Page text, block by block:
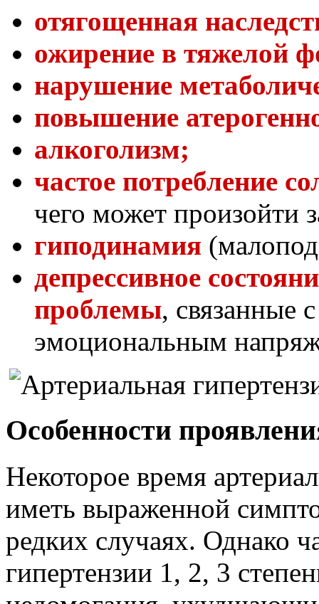
отягощенная
ожирение в тяжелой
нарушение
повышение
алкоголизм;
частое потребление
чего может произойти
гиподинамия
депрессивное
проблемы, связанные
эмоциональным
Особенности
Некоторое время
иметь выраженной
редких случаях. Однако
гипертензии 1, 2, 3